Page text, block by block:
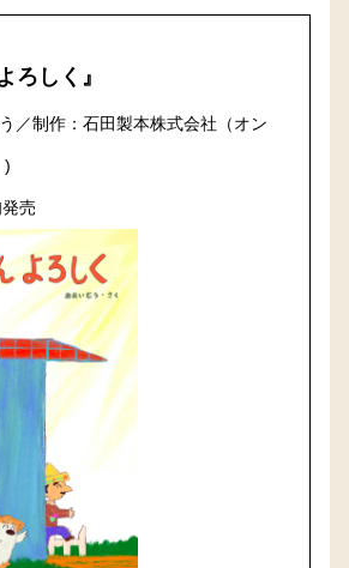
ろしく』
／制作：石田製本株式会社（オン
)
売